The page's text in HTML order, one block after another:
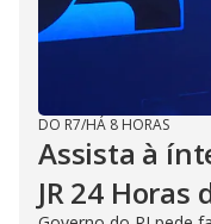
DO R7/HÁ 8 HORAS
Assista à
JR 24